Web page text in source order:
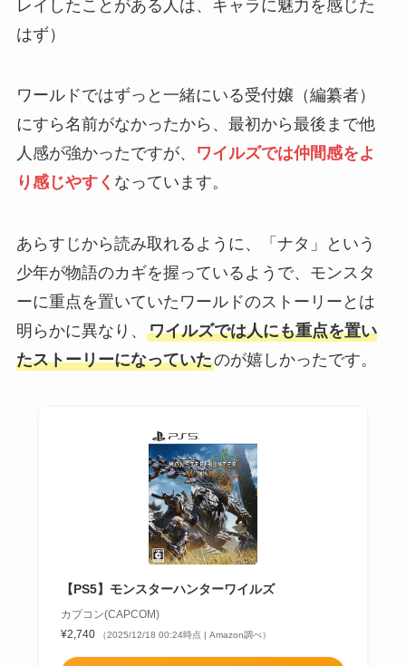
レイしたことがある人は、キャラに魅力を感じた
はず）
ワールドではずっと一緒にいる受付嬢（編纂者）
にすら名前がなかったから、最初から最後まで他
人感が強かったですが、
ワイルズでは仲間感をよ
り感じやすく なっています。
あらすじから読み取れるように、「ナタ」という
少年が物語のカギを握っているようで、モンスタ
ーに重点を置いていたワールドのストーリーとは
明らかに異なり、 ワイルズでは人にも重点を置い
たストーリーになっていたのが嬉しかったです。
【PS5】モンスターハンターワイルズ
カプコン(CAPCOM)
¥2,740
（2025/12/18 00:24時点 | Amazon調べ）